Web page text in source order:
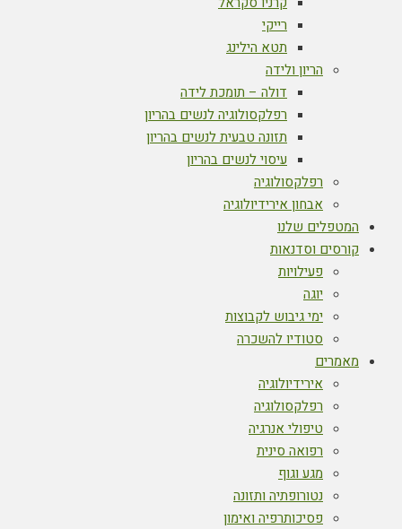
רייקי
תטא הילינג
הריון ולידה
דולה – תומכת לידה
רפלקסולוגיה לנשים בהריון
תזונה טבעית לנשים בהריון
עיסוי לנשים בהריון
רפלקסולוגיה
אבחון אירידיולוגיה
המטפלים שלנו
קורסים וסדנאות
פעילויות
יוגה
ימי גיבוש לקבוצות
סטודיו להשכרה
מאמרים
אירידיולוגיה
רפלקסולוגיה
טיפולי אנרגיה
רפואה סינית
מגע וגוף
נטורופתיה ותזונה
פסיכותרפיה ואימון